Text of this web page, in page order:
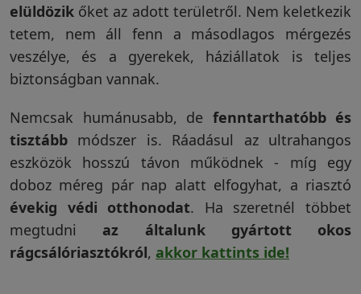
elüldözik őket az adott területről. Nem keletkezik
tetem, nem áll fenn a másodlagos mérgezés
veszélye, és a gyerekek, háziállatok is teljes
biztonságban vannak.
Nemcsak humánusabb, de fenntarthatóbb és
tisztább módszer is. Ráadásul az ultrahangos
eszközök hosszú távon működnek - míg egy
doboz méreg pár nap alatt elfogyhat, a riasztó
évekig védi otthonodat. Ha szeretnél többet
megtudni az általunk gyártott okos
rágcsálóriasztókról, akkor kattints ide!